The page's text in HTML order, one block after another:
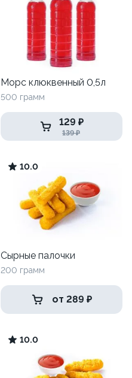
Морс клюквенный 0,5л
500 грамм
129 ₽
139 ₽
10.0
Сырные палочки
200 грамм
от 289 ₽
10.0